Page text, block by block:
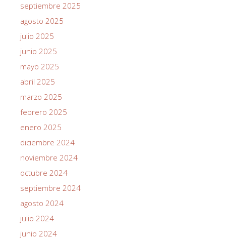
septiembre 2025
agosto 2025
julio 2025
junio 2025
mayo 2025
abril 2025
marzo 2025
febrero 2025
enero 2025
diciembre 2024
noviembre 2024
octubre 2024
septiembre 2024
agosto 2024
julio 2024
junio 2024